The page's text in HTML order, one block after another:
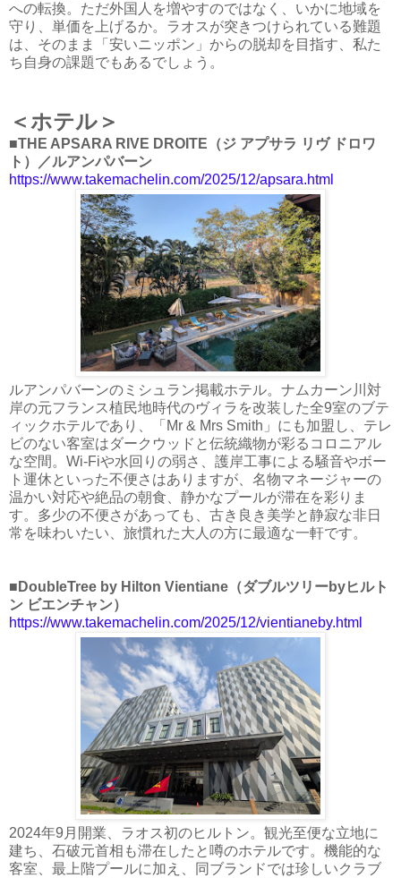
への転換。ただ外国人を増やすのではなく、いかに地域を
守り、単価を上げるか。ラオスが突きつけられている難題
は、そのまま「安いニッポン」からの脱却を目指す、私た
ち自身の課題でもあるでしょう。
＜ホテル＞
■THE APSARA RIVE DROITE（ジ アプサラ リヴ ドロワ
ト）／ルアンパバーン
https://www.takemachelin.com/2025/12/apsara.html
ルアンパバーンのミシュラン掲載ホテル。ナムカーン川対
岸の元フランス植民地時代のヴィラを改装した全9室のブテ
ィックホテルであり、「Mr & Mrs Smith」にも加盟し、テレ
ビのない客室はダークウッドと伝統織物が彩るコロニアル
な空間。Wi-Fiや水回りの弱さ、護岸工事による騒音やボー
ト運休といった不便さはありますが、名物マネージャーの
温かい対応や絶品の朝食、静かなプールが滞在を彩りま
す。多少の不便さがあっても、古き良き美学と静寂な非日
常を味わいたい、旅慣れた大人の方に最適な一軒です。
■DoubleTree by Hilton Vientiane（ダブルツリーbyヒルト
ン ビエンチャン）
https://www.takemachelin.com/2025/12/vientianeby.html
2024年9月開業、ラオス初のヒルトン。観光至便な立地に
建ち、石破元首相も滞在したと噂のホテルです。機能的な
客室、最上階プールに加え、同ブランドでは珍しいクラブ